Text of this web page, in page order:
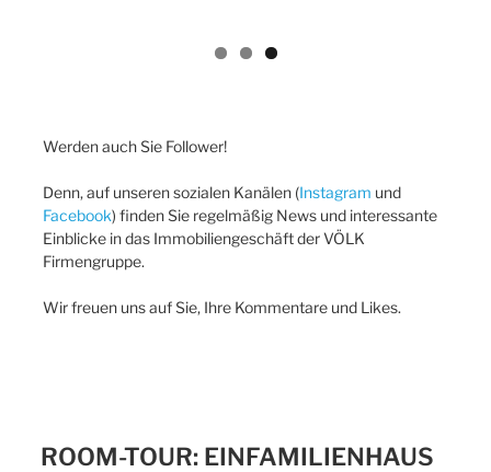
Werden auch Sie Follower!
Denn, auf unseren sozialen Kanälen (Instagram und
Facebook) finden Sie regelmäßig News und interessante
Einblicke in das Immobiliengeschäft der VÖLK
Firmengruppe.
Wir freuen uns auf Sie, Ihre Kommentare und Likes.
ROOM-TOUR: EINFAMILIENHAUS